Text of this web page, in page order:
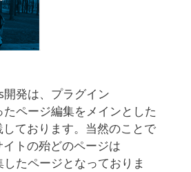
発は、プラグイン
ページ編集をメインとした
ております。当然のことで
トの殆どのページは
たページとなっておりま